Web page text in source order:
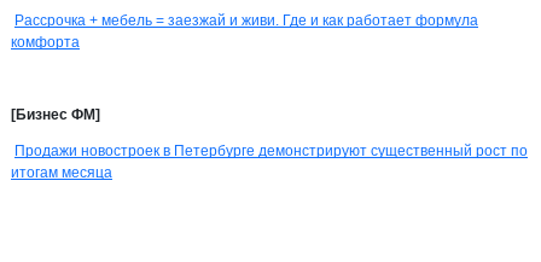
Рассрочка + мебель = заезжай и живи. Где и как работает формула
комфорта
[Бизнес ФМ]
Продажи новостроек в Петербурге демонстрируют существенный рост по
итогам месяца